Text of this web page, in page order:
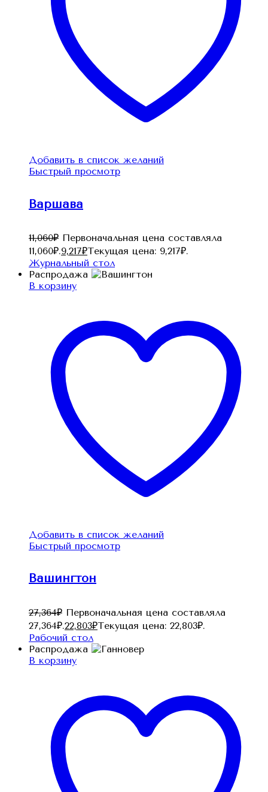
Добавить в список желаний
Быстрый просмотр
Варшава
11,060₽ Первоначальная цена составляла
11,060₽.9,217₽Текущая цена: 9,217₽.
Журнальный стол
Распродажа
В корзину
Добавить в список желаний
Быстрый просмотр
Вашингтон
27,364₽ Первоначальная цена составляла
27,364₽.22,803₽Текущая цена: 22,803₽.
Рабочий стол
Распродажа
В корзину